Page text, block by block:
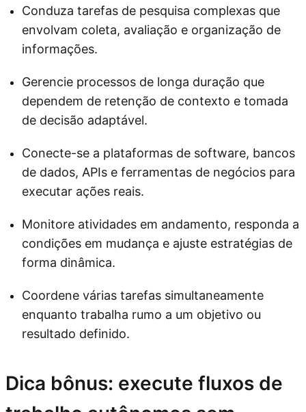
Conduza tarefas de pesquisa complexas que
envolvam coleta, avaliação e organização de
informações.
Gerencie processos de longa duração que
dependem de retenção de contexto e tomada
de decisão adaptável.
Conecte-se a plataformas de software, bancos
de dados, APIs e ferramentas de negócios para
executar ações reais.
Monitore atividades em andamento, responda a
condições em mudança e ajuste estratégias de
forma dinâmica.
Coordene várias tarefas simultaneamente
enquanto trabalha rumo a um objetivo ou
resultado definido.
Dica bônus: execute fluxos de